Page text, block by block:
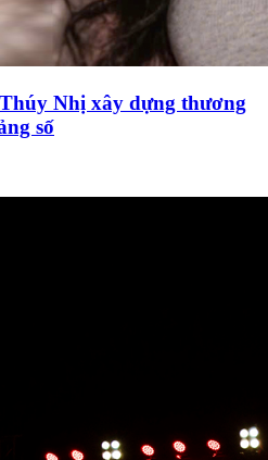
Nhị xây dựng thương
số